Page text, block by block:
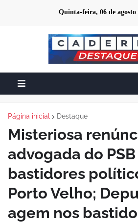
Quinta-feira, 06 de agosto
Página inicial Destaque
Misteriosa
advogada do
bastidores
Porto Velho;
agem nos